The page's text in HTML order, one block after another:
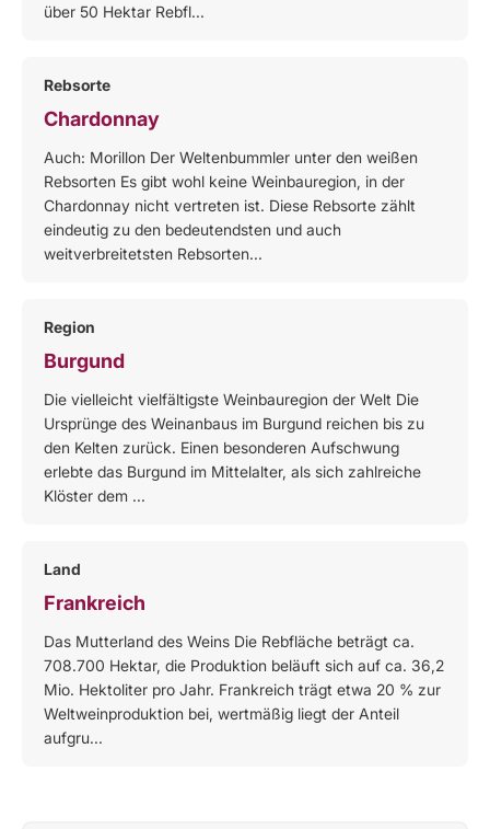
über 50 Hektar Rebfl...
Rebsorte
Chardonnay
Auch: Morillon Der Weltenbummler unter den weißen
Rebsorten Es gibt wohl keine Weinbauregion, in der
Chardonnay nicht vertreten ist. Diese Rebsorte zählt
eindeutig zu den bedeutendsten und auch
weitverbreitetsten Rebsorten...
Region
Burgund
Die vielleicht vielfältigste Weinbauregion der Welt Die
Ursprünge des Weinanbaus im Burgund reichen bis zu
den Kelten zurück. Einen besonderen Aufschwung
erlebte das Burgund im Mittelalter, als sich zahlreiche
Klöster dem ...
Land
Frankreich
Das Mutterland des Weins Die Rebfläche beträgt ca.
708.700 Hektar, die Produktion beläuft sich auf ca. 36,2
Mio. Hektoliter pro Jahr. Frankreich trägt etwa 20 % zur
Weltweinproduktion bei, wertmäßig liegt der Anteil
aufgru...